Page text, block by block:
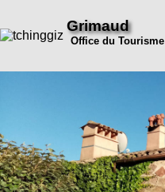
Grimaud
Office du Tourisme